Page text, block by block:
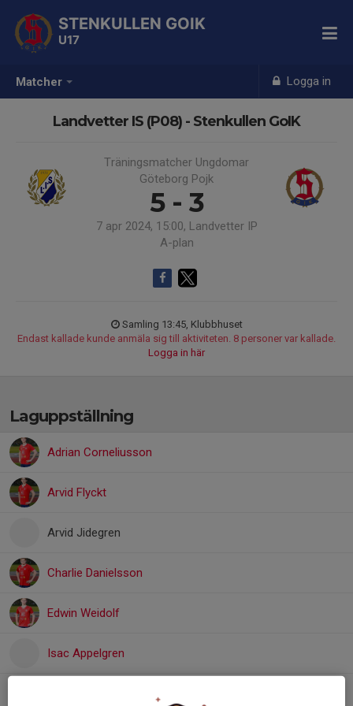
Matcher Logga in
STENKULLEN GOIK
U17
Landvetter IS (P08) - Stenkullen GoIK
Träningsmatcher Ungdomar
Göteborg Pojk
5 - 3
7 apr 2024, 15:00, Landvetter IP
A-plan
Samling 13:45, Klubbhuset
Endast kallade kunde anmäla sig till aktiviteten. 8 personer var kallade.
Logga in här
Laguppställning
Adrian Corneliusson
Arvid Flyckt
Arvid Jidegren
Charlie Danielsson
Edwin Weidolf
Isac Appelgren